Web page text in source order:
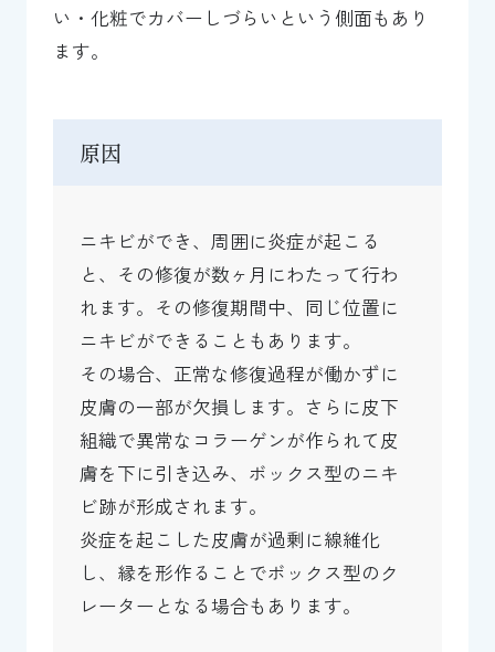
い・化粧でカバーしづらいという側面もあり
ます。
原因
ニキビができ、周囲に炎症が起こる
と、その修復が数ヶ月にわたって行わ
れます。その修復期間中、同じ位置に
ニキビができることもあります。
その場合、正常な修復過程が働かずに
皮膚の一部が欠損します。さらに皮下
組織で異常なコラーゲンが作られて皮
膚を下に引き込み、ボックス型のニキ
ビ跡が形成されます。
炎症を起こした皮膚が過剰に線維化
し、縁を形作ることでボックス型のク
レーターとなる場合もあります。